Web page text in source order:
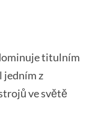
titulním
jedním z
ve světě